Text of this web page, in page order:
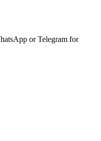
or Telegram for